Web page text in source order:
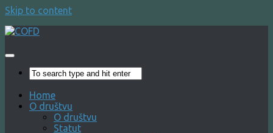
Skip to content
Home
O društvu
O društvu
Statut